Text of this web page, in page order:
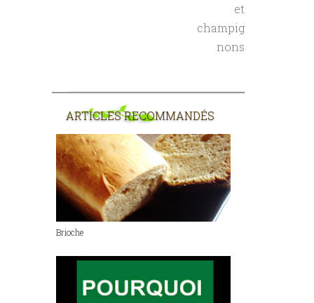
et
champig
nons
ARTICLES RECOMMANDÉS
Brioche